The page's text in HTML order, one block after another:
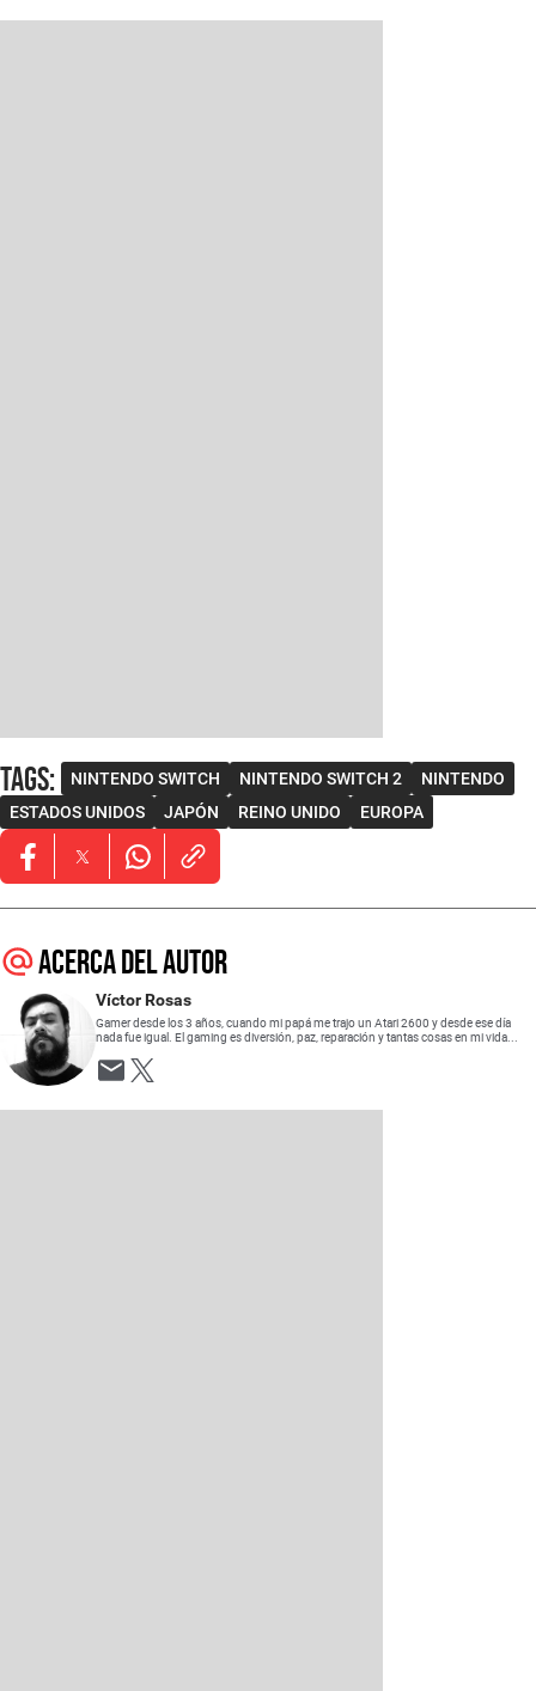
Tags: NINTENDO SWITCH NINTENDO SWITCH 2
NINTENDO
ESTADOS UNIDOS
JAPÓN REINO UNIDO EUROPA
Opens in new window
Opens in new window
Opens in new window
Acerca del autor
Víctor Rosas
Gamer desde los 3 años, cuando mi papá me trajo un Atari 2600 y desde ese día
nada fue igual. El gaming es diversión, paz, reparación y tantas cosas en mi vida...
Opens in new window